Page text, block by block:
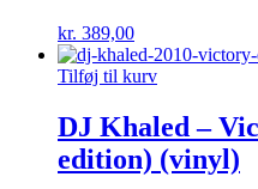
kr. 389,00
Tilføj til kurv
DJ Khaled –
edition) (vinyl)